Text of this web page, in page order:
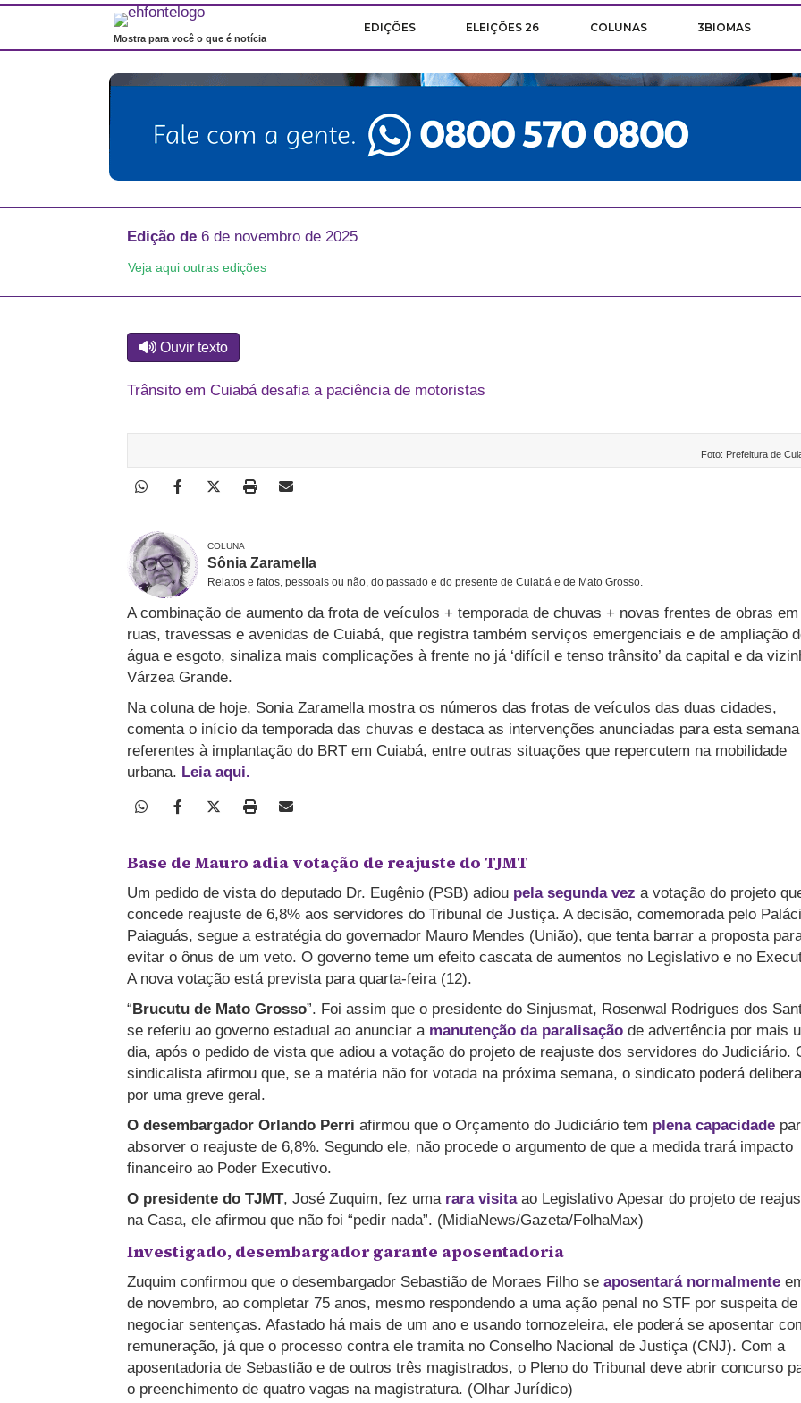
Mostra para você o que é notícia
EDIÇÕES ELEIÇÕES 26 COLUNAS 3BIOMAS
Edição de 6 de novembro de 2025
Veja aqui outras edições
Ouvir texto
Trânsito em Cuiabá desafia a paciência de motoristas
Foto: Prefeitura de
COLUNA
Sônia Zaramella
Relatos e fatos, pessoais ou não, do passado e do presente de Cuiabá e de Mato Grosso.
A combinação de aumento da frota de veículos + temporada de chuvas + novas frentes de obras em
ruas, travessas e avenidas de Cuiabá, que registra também serviços emergenciais e de ampliação
água e esgoto, sinaliza mais complicações à frente no já ‘difícil e tenso trânsito’ da capital e da
Várzea Grande.
Na coluna de hoje, Sonia Zaramella mostra os números das frotas de veículos das duas cidades,
comenta o início da temporada das chuvas e destaca as intervenções anunciadas para esta semana
referentes à implantação do BRT em Cuiabá, entre outras situações que repercutem na mobilidade
urbana. Leia aqui.
Base de Mauro adia votação de reajuste do TJMT
Um pedido de vista do deputado Dr. Eugênio (PSB) adiou pela segunda vez a votação do projeto
concede reajuste de 6,8% aos servidores do Tribunal de Justiça. A decisão, comemorada pelo
Paiaguás, segue a estratégia do governador Mauro Mendes (União), que tenta barrar a proposta
evitar o ônus de um veto. O governo teme um efeito cascata de aumentos no Legislativo e no
A nova votação está prevista para quarta-feira (12).
“Brucutu de Mato Grosso”. Foi assim que o presidente do Sinjusmat, Rosenwal Rodrigues dos
se referiu ao governo estadual ao anunciar a manutenção da paralisação de advertência por mais
dia, após o pedido de vista que adiou a votação do projeto de reajuste dos servidores do Judiciário.
sindicalista afirmou que, se a matéria não for votada na próxima semana, o sindicato poderá
por uma greve geral.
O desembargador Orlando Perri afirmou que o Orçamento do Judiciário tem plena capacidade
absorver o reajuste de 6,8%. Segundo ele, não procede o argumento de que a medida trará impacto
financeiro ao Poder Executivo.
O presidente do TJMT, José Zuquim, fez uma rara visitaao Legislativo Apesar do projeto de
na Casa, ele afirmou que não foi “pedir nada”. (MidiaNews/Gazeta/FolhaMax)
Investigado, desembargador garante aposentadoria
Zuquim confirmou que o desembargador Sebastião de Moraes Filho se aposentará normalmente
de novembro, ao completar 75 anos, mesmo respondendo a uma ação penal no STF por suspeita de
negociar sentenças. Afastado há mais de um ano e usando tornozeleira, ele poderá se aposentar
remuneração, já que o processo contra ele tramita no Conselho Nacional de Justiça (CNJ). Com a
aposentadoria de Sebastião e de outros três magistrados, o Pleno do Tribunal deve abrir concurso
o preenchimento de quatro vagas na magistratura. (Olhar Jurídico)